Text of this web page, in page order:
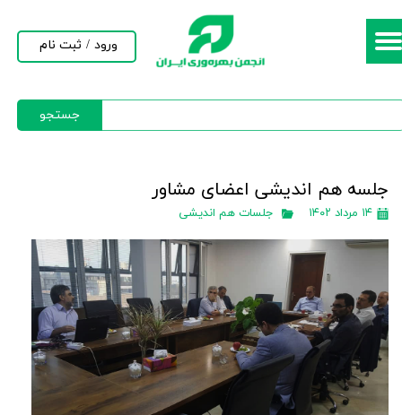
جستجو
ورود / ثبت نام
حساب کاربری من
جلسه هم اندیشی اعضای مشاور
۱۴ مرداد ۱۴۰۲ جلسات هم اندیشی